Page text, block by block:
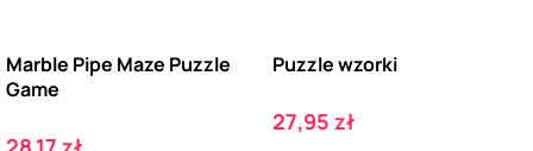
Marble Pipe Maze Puzzle
Game
Cena
Puzzle wzorki
Cena
27,95 zł